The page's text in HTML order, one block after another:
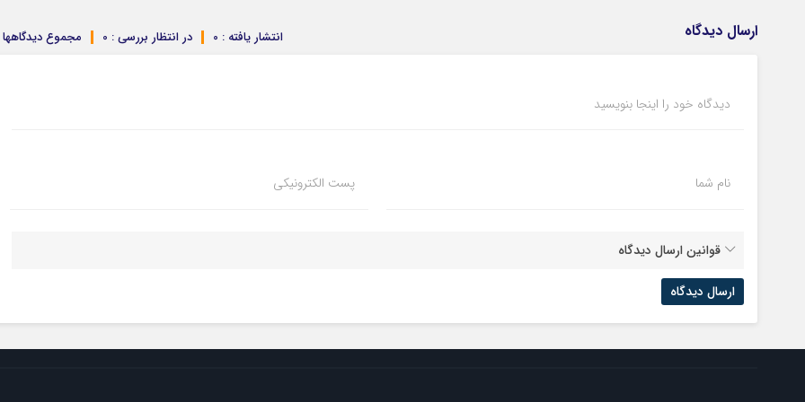
ارسال دیدگاه مجموع دیدگاهها در انتظار بررسی : 0 انتشار یافته : 0
دیدگاه خود را اینجا بنویسید
نام شما پست الکترونیکی
قوانین ارسال دیدگاه